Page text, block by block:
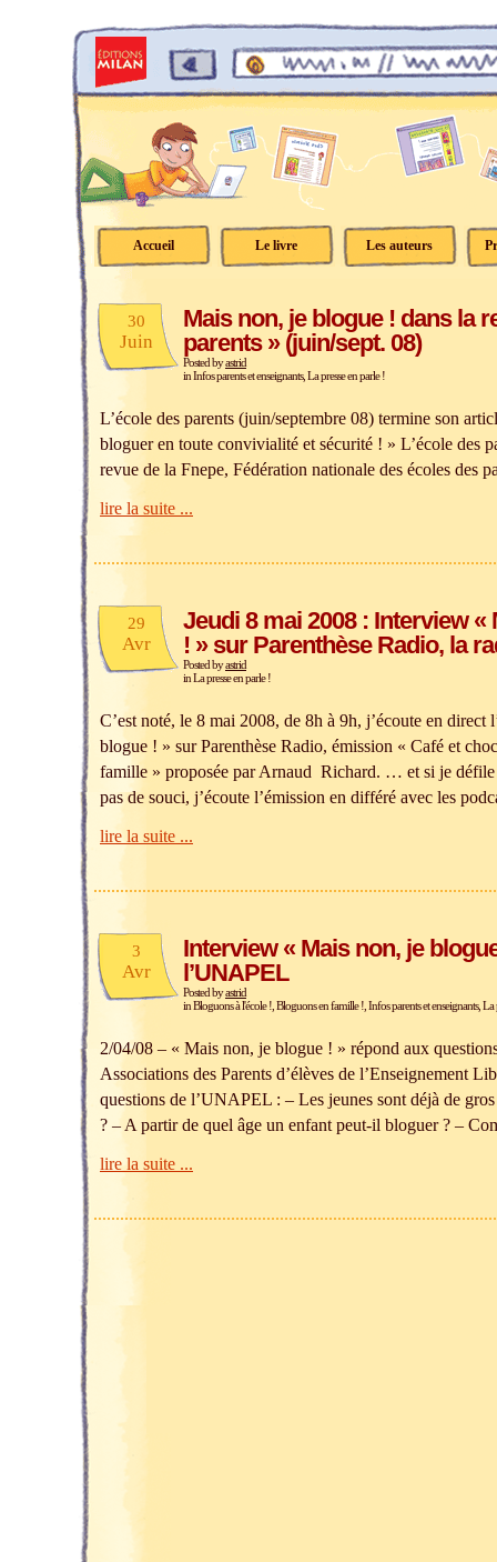
Accueil Le livre Les auteurs
30
Juin
Mais non, je blogue ! dans la
parents » (juin/sept. 08)
Posted byastrid
inInfos parents et enseignants, La presse en parle !
L’école des parents (juin/septembre 08) termine son
bloguer en toute convivialité et sécurité ! » L’école des
revue de la Fnepe, Fédération nationale des écoles des
lire la suite ...
29
Avr
Jeudi 8 mai 2008 : Interview «
! » sur Parenthèse Radio, la
Posted byastrid
inLa presse en parle !
C’est noté, le 8 mai 2008, de 8h à 9h, j’écoute en
blogue ! » sur Parenthèse Radio, émission « Café et
famille » proposée par Arnaud Richard. … et si je défile
pas de souci, j’écoute l’émission en différé avec les
lire la suite ...
3
Avr
Interview « Mais non, je
l’UNAPEL
Posted byastrid
inBloguons à l'école ! Bloguons en famille ! Infos parents et enseignants, La
2/04/08 – « Mais non, je blogue ! » répond aux
Associations des Parents d’élèves de l’Enseignement
questions de l’UNAPEL : – Les jeunes sont déjà de
? – A partir de quel âge un enfant peut-il bloguer ? –
lire la suite ...